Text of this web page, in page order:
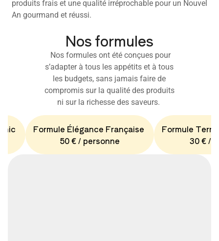
produits frais et une qualité irréprochable pour un Nouvel
An gourmand et réussi.
Nos formules
Nos formules ont été conçues pour
s’adapter à tous les appétits et à tous
les budgets, sans jamais faire de
compromis sur la qualité des produits
ni sur la richesse des saveurs.
Formule Élégance Française
50 € / personne
Formule
30 € /